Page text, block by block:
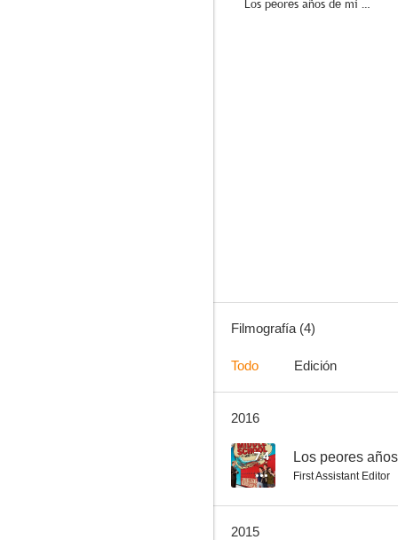
Los peores años de mi vida
Filmografía (4)
Todo Edición
2016
7.4 Los peores
First Assistant Editor
2015